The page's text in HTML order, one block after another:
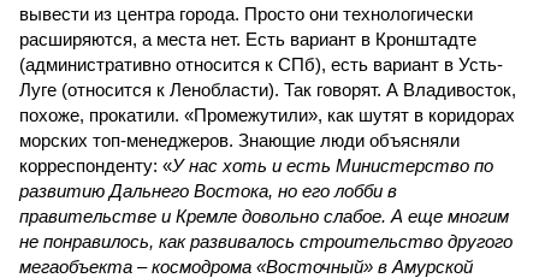
вывести из центра города. Просто они технологически
расширяются, а места нет. Есть вариант в Кронштадте
(административно относится к СПб), есть вариант в Усть-
Луге (относится к Ленобласти). Так говорят. А Владивосток,
похоже, прокатили. «Промежутили», как шутят в коридорах
морских топ-менеджеров. Знающие люди объясняли
корреспонденту: «У нас хоть и есть Министерство по
развитию Дальнего Востока, но его лобби в
правительстве и Кремле довольно слабое. А еще многим
не понравилось, как развивалось строительство другого
мегаобъекта – космодрома «Восточный» в Амурской